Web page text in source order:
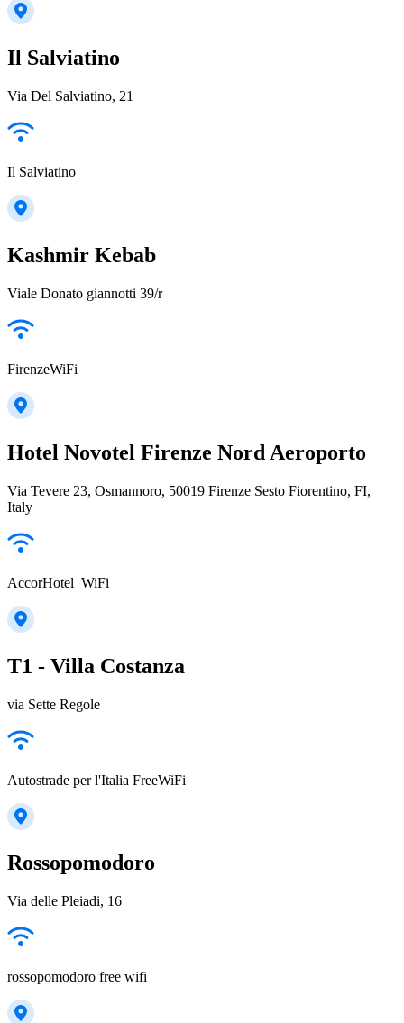
Il Salviatino
Via Del Salviatino, 21
Il Salviatino
Kashmir Kebab
Viale Donato giannotti 39/r
FirenzeWiFi
Hotel Novotel Firenze Nord Aeroporto
Via Tevere 23, Osmannoro, 50019 Firenze Sesto Fiorentino, FI,
Italy
AccorHotel_WiFi
T1 - Villa Costanza
via Sette Regole
Autostrade per l'Italia FreeWiFi
Rossopomodoro
Via delle Pleiadi, 16
rossopomodoro free wifi